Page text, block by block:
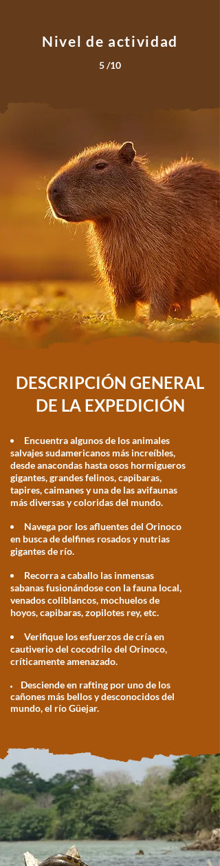
Nivel de actividad
5 /10
DESCRIPCIÓN GENERAL
DE LA EXPEDICIÓN
Encuentra algunos de los animales
salvajes sudamericanos más increíbles,
desde anacondas hasta osos hormigueros
gigantes, grandes felinos, capibaras,
tapires, caimanes y una de las avifaunas
más diversas y coloridas del mundo.
Navega por los afluentes del Orinoco
en busca de delfines rosados y nutrias
gigantes de río.
Recorra a caballo las inmensas
sabanas fusionándose con la fauna local,
venados coliblancos, mochuelos de
hoyos, capibaras, zopilotes rey, etc.
Verifique los esfuerzos de cría en
cautiverio del cocodrilo del Orinoco,
críticamente amenazado.
Desciendeen rafting por uno de los
cañones más bellos y desconocidos del
mundo, el río Güejar.